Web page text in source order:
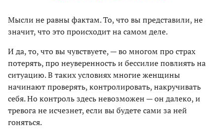
Мысли не равны фактам. То, что вы представили, не
значит, что это происходит на самом деле.
И да, то, что вы чувствуете, — во многом про страх
потерять, про неуверенность и бессилие повлиять на
ситуацию. В таких условиях многие женщины
начинают проверять, контролировать, накручивать
себя. Но контроль здесь невозможен — он далеко, и
тревога не исчезнет, если вы будете сами за ней
гоняться.